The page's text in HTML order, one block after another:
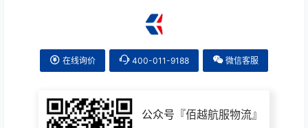
在线询价 400-011-9188 微信客服
公众号『佰越航服物流』